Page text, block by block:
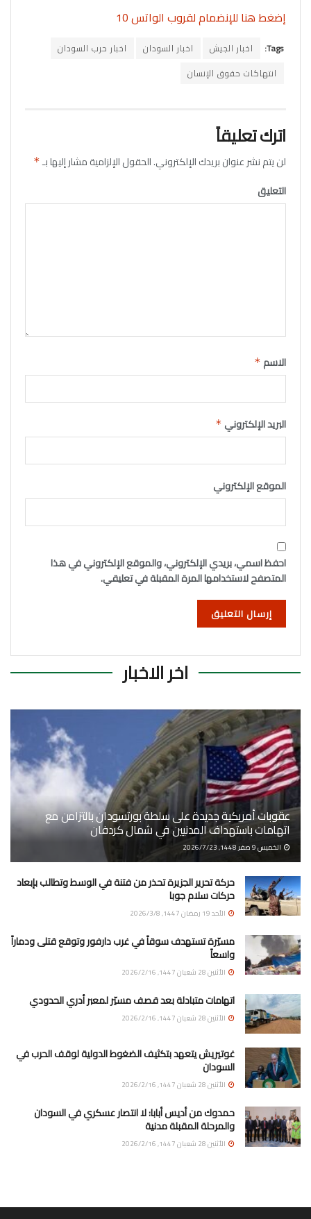
إضغط هنا للإنضمام لقروب الواتس 10
Tags: اخبار الجيش اخبار السودان
اخبار حرب السودان
انتهاكات حقوق الإنسان
اترك تعليقاً
لن يتم نشر عنوان بريدك الإلكتروني.الحقول الإلزامية مشار إليها بـ*
التعليق
الاسم *
البريد الإلكتروني *
الموقع الإلكتروني
احفظ اسمي، بريدي الإلكتروني، والموقع الإلكتروني في هذا
المتصفح لاستخدامها المرة المقبلة في تعليقي.
اخر الاخبار
عقوبات أمريكية جديدة على سلطة بورتسودان بالتزامن مع
اتهامات باستهداف المدنيين في شمال كردفان
الخميس 9 صفر 1448, 2026/7/23
حركة تحرير الجزيرة تحذر من فتنة في الوسط وتطالب بإبعاد
حركات سلام جوبا
الأحد 19 رمضان 1447, 2026/3/8
مسيّرة تستهدف سوقاً في غرب دارفور وتوقع قتلى ودماراً
واسعاً
الأثنين 28 شعبان 1447, 2026/2/16
اتهامات متبادلة بعد قصف مسيّر لمعبر أدري الحدودي
الأثنين 28 شعبان 1447, 2026/2/16
غوتيريش يتعهد بتكثيف الضغوط الدولية لوقف الحرب في
السودان
الأثنين 28 شعبان 1447, 2026/2/16
حمدوك من أديس أبابا: لا انتصار عسكري في السودان
والمرحلة المقبلة مدنية
الأثنين 28 شعبان 1447, 2026/2/16